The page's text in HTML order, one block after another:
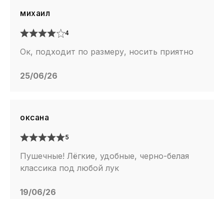
михаил
4
Ок, подходит по размеру, носить приятно
25/06/26
оксана
5
Пушечные! Лёгкие, удобные, черно-белая
классика под любой лук
19/06/26